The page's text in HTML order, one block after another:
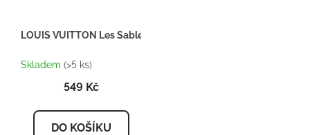
LOUIS VUITTON Les Sables Roses - Inspirace U090 - Dárkový
Skladem (>5 ks)
549 Kč
DO KOŠÍKU